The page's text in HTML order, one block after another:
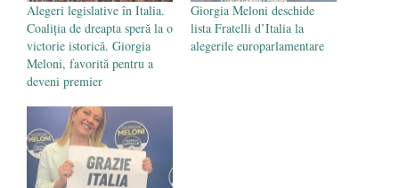
Alegeri legislative în Italia.
Coaliția de dreapta speră la o
victorie istorică. Giorgia
Meloni, favorită pentru a
deveni premier
Giorgia Meloni deschide
lista Fratelli d’Italia la
alegerile europarlamentare